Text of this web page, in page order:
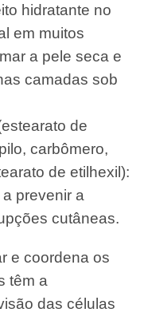
hidratante no
em muitos
a pele seca e
camadas sob
de
carbômero,
de etilhexil):
prevenir a
cutâneas.
e coordena os
têm a
das células